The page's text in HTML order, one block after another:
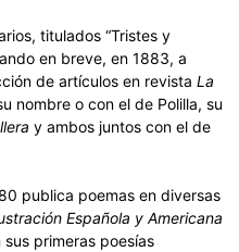
titulados “Tristes y
en breve, en 1883, a
de artículos en revista La
nombre o con el de Polilla, su
y ambos juntos con el de
publica poemas en diversas
Española y Americana
sus primeras poesías